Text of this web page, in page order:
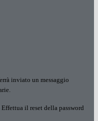
inviato un messaggio
il reset della password